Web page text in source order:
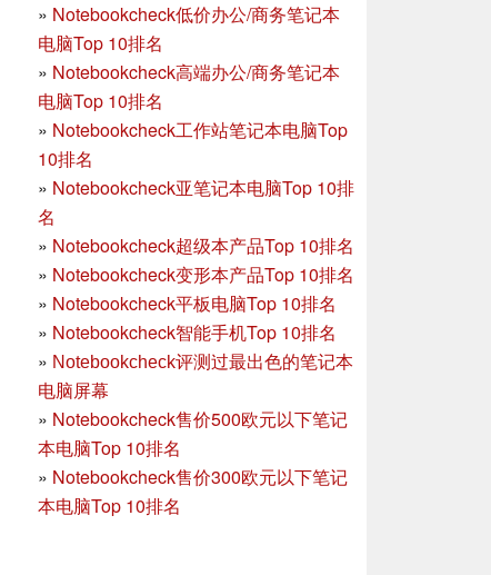
» Notebookcheck低价办公/商务笔记本
电脑Top 10排名
» Notebookcheck高端办公/商务笔记本
电脑Top 10排名
» Notebookcheck工作站笔记本电脑Top
10排名
» Notebookcheck亚笔记本电脑Top 10排
名
» Notebookcheck超级本产品Top 10排名
» Notebookcheck变形本产品Top 10排名
» Notebookcheck平板电脑Top 10排名
» Notebookcheck智能手机Top 10排名
» Notebookcheck评测过最出色的笔记本
电脑屏幕
» Notebookcheck售价500欧元以下笔记
本电脑Top 10排名
» Notebookcheck售价300欧元以下笔记
本电脑Top 10排名